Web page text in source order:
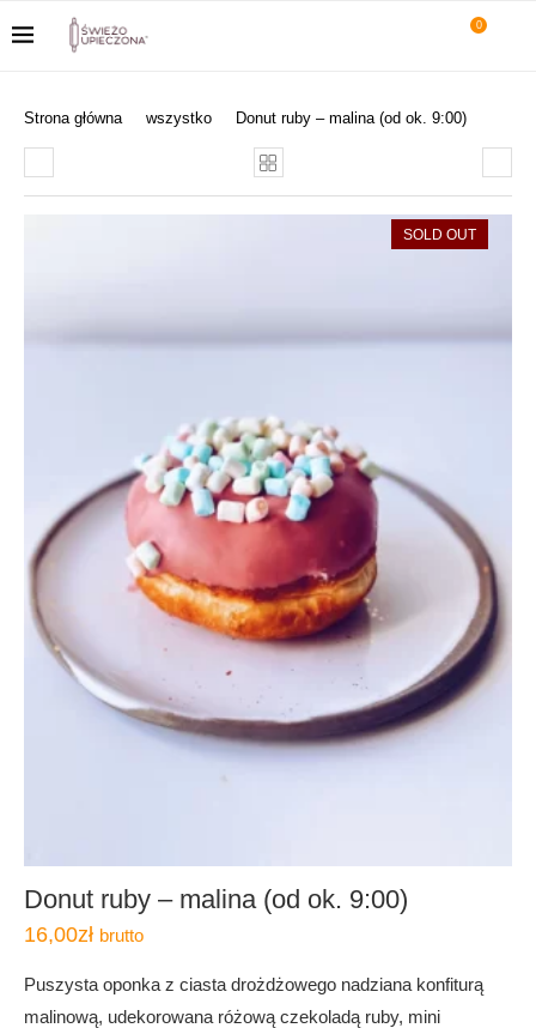
0
Strona główna wszystko Donut ruby – malina (od ok. 9:00)
SOLD OUT
Donut ruby – malina (od ok. 9:00)
16,00zł brutto
Puszysta oponka z ciasta drożdżowego nadziana konfiturą
malinową, udekorowana różową czekoladą ruby, mini